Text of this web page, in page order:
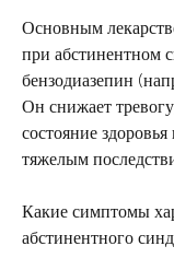
Основным
при абстинентном
бензодиазепин
Он снижает
состояние
тяжелым
Какие симптомы
абстинентного